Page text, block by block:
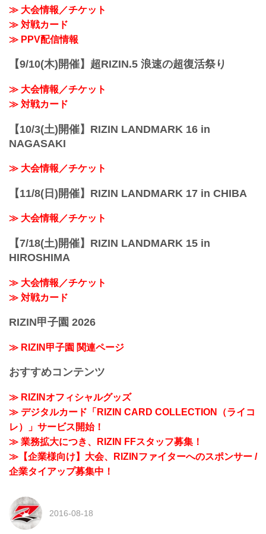
≫ 大会情報／チケット
≫ 対戦カード
≫ PPV配信情報
【9/10(木)開催】超RIZIN.5 浪速の超復活祭り
≫ 大会情報／チケット
≫ 対戦カード
【10/3(土)開催】RIZIN LANDMARK 16 in
NAGASAKI
≫ 大会情報／チケット
【11/8(日)開催】RIZIN LANDMARK 17 in CHIBA
≫ 大会情報／チケット
【7/18(土)開催】RIZIN LANDMARK 15 in
HIROSHIMA
≫ 大会情報／チケット
≫ 対戦カード
RIZIN甲子園 2026
≫ RIZIN甲子園 関連ページ
おすすめコンテンツ
≫ RIZINオフィシャルグッズ
≫ デジタルカード「RIZIN CARD COLLECTION（ライコ
レ）」サービス開始！
≫ 業務拡大につき、RIZIN FFスタッフ募集！
≫【企業様向け】大会、RIZINファイターへのスポンサー /
企業タイアップ募集中！
2016-08-18